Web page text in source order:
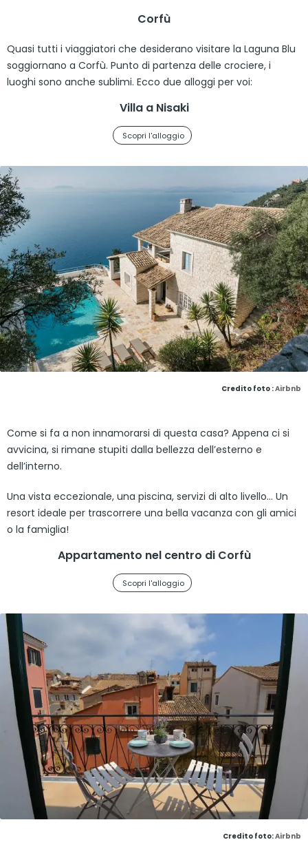
Corfù
Quasi tutti i viaggiatori che desiderano visitare la Laguna Blu
soggiornano a Corfù. Punto di partenza delle crociere, i
luoghi sono anche sublimi. Ecco due alloggi per voi:
Villa a Nisaki
Scopri l'alloggio
Credito foto :Airbnb
Come si fa a non innamorarsi di questa casa? Appena ci si
avvicina, si rimane stupiti dalla bellezza dell’esterno e
dell’interno.
Una vista eccezionale, una piscina, servizi di alto livello… Un
resort ideale per trascorrere una bella vacanza con gli amici
o la famiglia!
Appartamento nel centro di Corfù
Scopri l'alloggio
Credito foto:Airbnb